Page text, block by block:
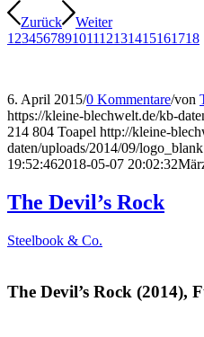
Zurück
Weiter
1 23456789101112131415161718
6. April 2015/0 Kommentare/von
https://kleine-blechwelt.de/kb-
214 804 Toapel http://kleine-
daten/uploads/2014/09/
19:52:462018-05-07 20:02:32
The Devil’s Rock
Steelbook & Co.
The Devil’s Rock (2014),